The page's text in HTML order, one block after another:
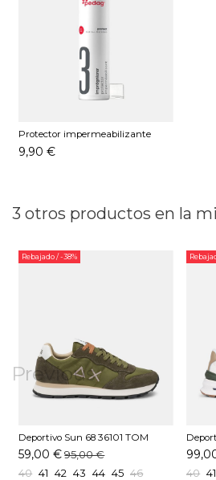
Protector impermeabilizante
Pedag 250 ML
9,90 €
3 otros productos en la
Previous
Rebajado/ -38%
Deportivo Sun 68 36101 TOM
SOLID Kaki
59,00 € 95,00 €
40 41 42 43 44 45 46
Z00
40 41